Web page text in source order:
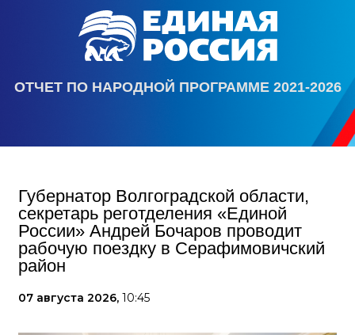
ОТЧЕТ ПО НАРОДНОЙ ПРОГРАММЕ 2021-2026
Губернатор Волгоградской области,
секретарь реготделения «Единой
России» Андрей Бочаров проводит
рабочую поездку в Серафимовичский
район
07 августа 2026, 10:45